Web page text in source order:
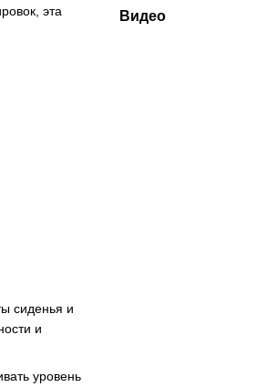
эта
сиденья и
и
уровень
Видео